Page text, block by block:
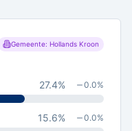
Gemeente: Hollands Kroon
27.4% 0.0%
15.6% 0.0%